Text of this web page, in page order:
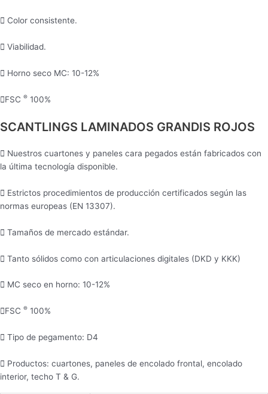
Color consistente.
Viabilidad.
Horno seco MC: 10-12%
FSC ® 100%
SCANTLINGS LAMINADOS GRANDIS ROJOS
Nuestros cuartones y paneles cara pegados están fabricados con
la última tecnología disponible.
Estrictos procedimientos de producción certificados según las
normas europeas (EN 13307).
Tamaños de mercado estándar.
Tanto sólidos como con articulaciones digitales (DKD y KKK)
MC seco en horno: 10-12%
FSC ® 100%
Tipo de pegamento: D4
Productos: cuartones, paneles de encolado frontal, encolado
interior, techo T & G.